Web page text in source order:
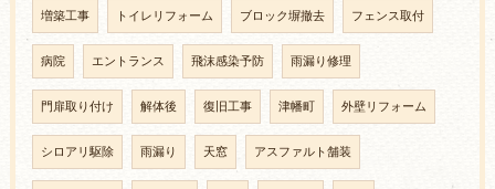
増築工事 トイレリフォーム ブロック塀撤去 フェンス取付
病院 エントランス 飛沫感染予防 雨漏り修理
門扉取り付け 解体後 復旧工事 津幡町 外壁リフォーム
シロアリ駆除 雨漏り 天窓 アスファルト舗装